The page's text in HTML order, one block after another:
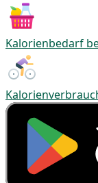
Kalorienbedarf